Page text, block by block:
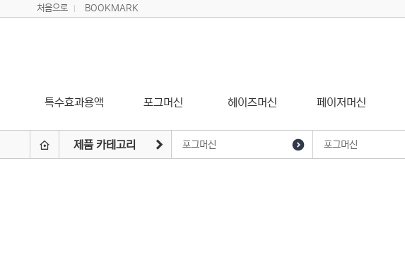
처음으로 BOOKMARK
특수효과용액 포그머신 헤이즈머신 페이저머신
제품 카테고리 포그머신 포그머신